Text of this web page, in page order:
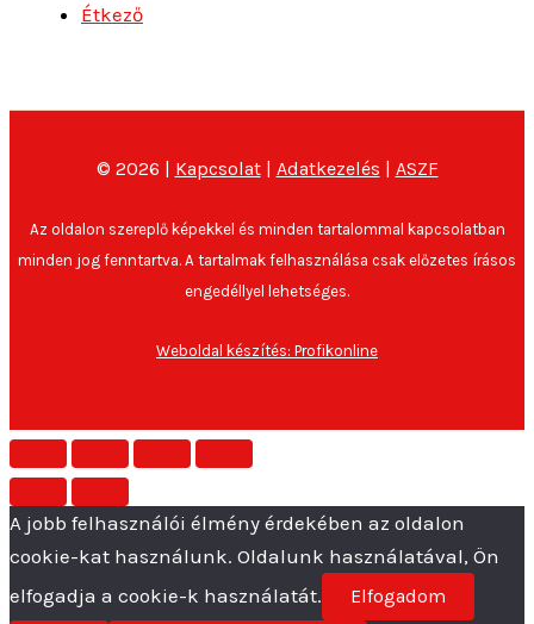
Étkező
© 2026 | Kapcsolat| Adatkezelés | ASZF
Az oldalon szereplő képekkel és minden tartalommal kapcsolatban
minden jog fenntartva. A tartalmak felhasználása csak előzetes írásos
engedéllyel lehetséges.
Weboldal készítés: Profikonline
A jobb felhasználói élmény érdekében az oldalon
cookie-kat használunk. Oldalunk használatával, Ön
elfogadja a cookie-k használatát.
Elfogadom